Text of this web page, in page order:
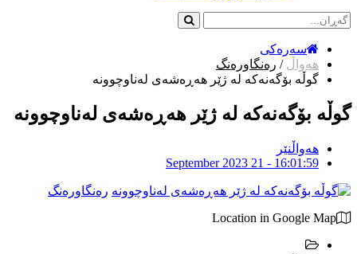
سەرەکی
هەواڵ / رەنگاورەنگ
گوڵە بۆگەنەكە لە ژێر هەڕەشەی لەناوچوونە
گوڵە بۆگەنەكە لە ژێر هەڕەشەی لەناوچوونە
هەواڵنێر
September 2023 21 - 16:01:59
رەنگاورەنگ
Location in Google Map